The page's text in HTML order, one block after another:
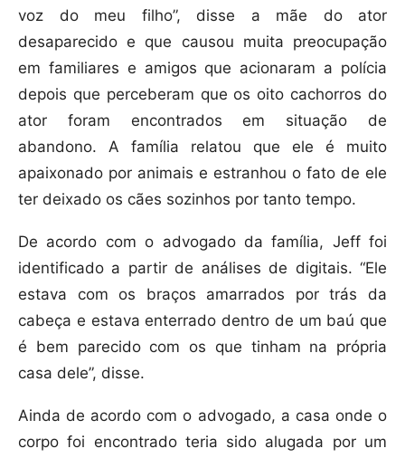
voz do meu filho”, disse a mãe do ator
desaparecido e que causou muita preocupação
em familiares e amigos que acionaram a polícia
depois que perceberam que os oito cachorros do
ator foram encontrados em situação de
abandono. A família relatou que ele é muito
apaixonado por animais e estranhou o fato de ele
ter deixado os cães sozinhos por tanto tempo.
De acordo com o advogado da família, Jeff foi
identificado a partir de análises de digitais. “Ele
estava com os braços amarrados por trás da
cabeça e estava enterrado dentro de um baú que
é bem parecido com os que tinham na própria
casa dele”, disse.
Ainda de acordo com o advogado, a casa onde o
corpo foi encontrado teria sido alugada por um